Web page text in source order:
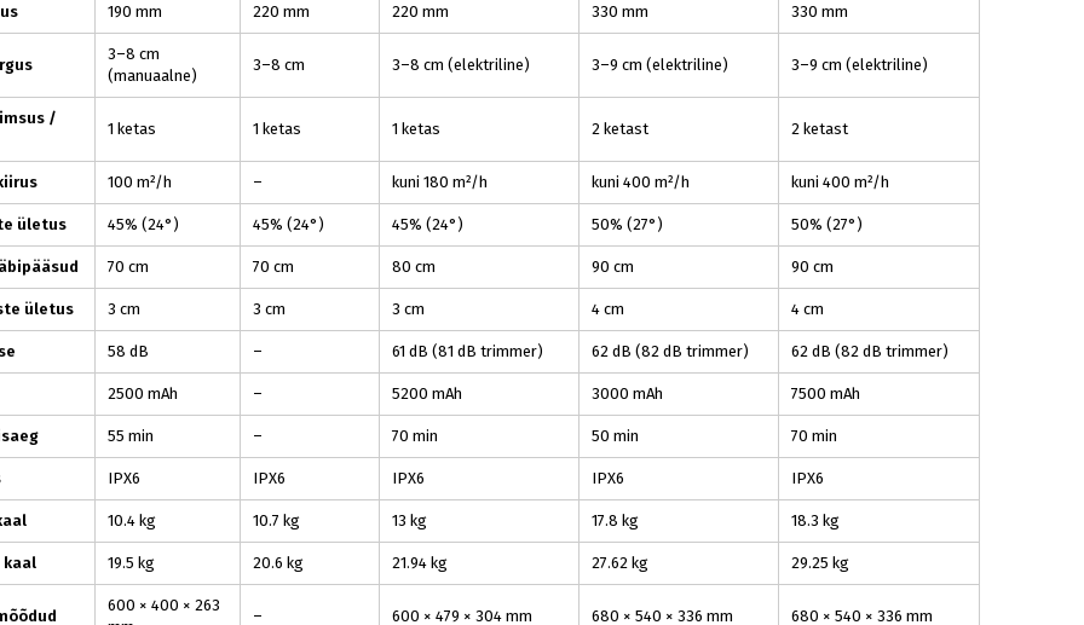
190 mm 220 mm 220 mm 330 mm 330 mm
3–8 cm
(manuaalne)
3–8 cm 3–8 cm (elektriline) 3–9 cm (elektriline) 3–9 cm (elektriline)
/
1 ketas 1 ketas 1 ketas 2 ketast 2 ketast
100 m²/h – kuni 180 m²/h kuni 400 m²/h kuni 400 m²/h
ületus 45% (24°) 45% (24°) 45% (24°) 50% (27°) 50% (27°)
70 cm 70 cm 80 cm 90 cm 90 cm
ületus 3 cm 3 cm 3 cm 4 cm 4 cm
58 dB – 61 dB (81 dB trimmer) 62 dB (82 dB trimmer) 62 dB (82 dB trimmer)
2500 mAh – 5200 mAh 3000 mAh 7500 mAh
55 min – 70 min 50 min 70 min
IPX6 IPX6 IPX6 IPX6 IPX6
10.4 kg 10.7 kg 13 kg 17.8 kg 18.3 kg
kaal 19.5 kg 20.6 kg 21.94 kg 27.62 kg 29.25 kg
600 × 400 × 263
– 600 × 479 × 304 mm 680 × 540 × 336 mm 680 × 540 × 336 mm